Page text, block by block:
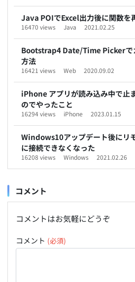
Java POIでExcel出力後に関数を
16470 views Java 2021.02.25
Bootstrap4 Date/Time Pickerで
方法
16421 views Web 2020.09.02
iPhone アプリが読み込み中で止
のでやったこと
16294 views iPhone 2023.01.15
Windows10アップデート後にリ
に接続できなくなった
16208 views Windows 2021.02.26
コメント
コメントはお気軽にどうぞ
コメント (必須)